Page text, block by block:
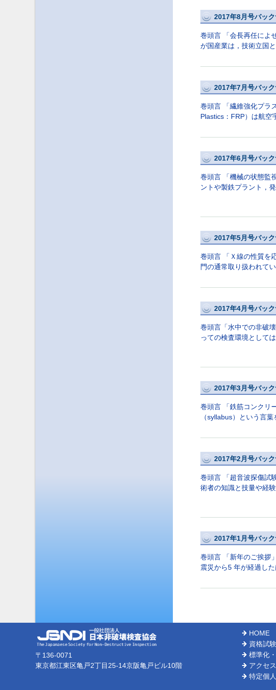
2017年8月号バッ
巻頭言 「会長再任に
が国産業は，技術立国
2017年7月号バッ
巻頭言 「繊維強化プ
Plastics：FRP）は航
2017年6月号バッ
巻頭言 「機械の状態
ントや製鉄プラント，
2017年5月号バッ
巻頭言 「Ｘ線の性質
門の通常取り扱われて
2017年4月号バッ
巻頭言「水中での非破
っての検査環境として
2017年3月号バッ
巻頭言 「鉄筋コンク
（syllabus）という言
2017年2月号バッ
巻頭言 「超音波探傷
術者の知識と技量や経
2017年1月号バッ
巻頭言 「新年のご挨
震災から5 年が経過し
〒136-0071
東京都江東区亀戸2丁目25-14京阪亀戸ビル10階
HOME
資格試験
標準化
アクセス
特定個